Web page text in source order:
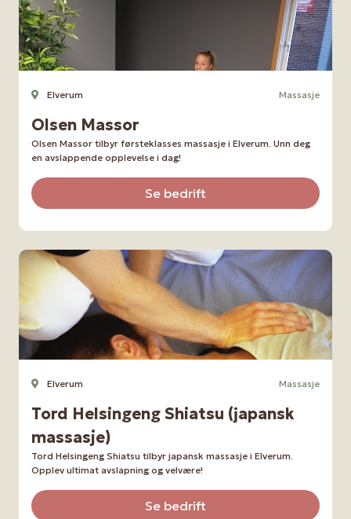
Elverum Massasje
Olsen Massor
Olsen Massor tilbyr førsteklasses massasje i Elverum. Unn deg
en avslappende opplevelse i dag!
Se bedrift
Elverum Massasje
Tord Helsingeng Shiatsu (japansk
massasje)
Tord Helsingeng Shiatsu tilbyr japansk massasje i Elverum.
Opplev ultimat avslapning og velvære!
Se bedrift